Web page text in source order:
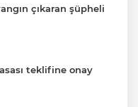
çıkaran şüpheli
teklifine onay